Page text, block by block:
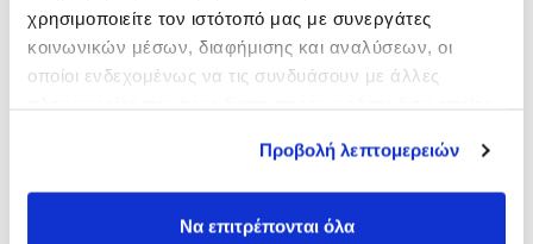
χρησιμοποιείτε τον ιστότοπό μας με συνεργάτες
κοινωνικών μέσων, διαφήμισης και αναλύσεων, οι
οποίοι ενδεχομένως να τις συνδυάσουν με άλλες
Προβολή λεπτομερειών
Να επιτρέπονται όλα
μαλλιών πολύ εύκολη. Χρησιμοποιείτε στις ρίζες όταν
χρειάζεται ή σε όλο το κεφάλι. Για ένα εύκολο, καθαρό και
ευχάριστο βάψιμο των μαλλιών.